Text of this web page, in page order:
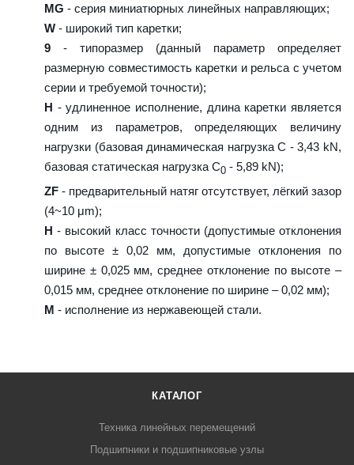
MG - серия миниатюрных линейных направляющих;
W - широкий тип каретки;
9 - типоразмер (данный параметр определяет
размерную совместимость каретки и рельса с учетом
серии и требуемой точности);
H - удлиненное исполнение, длина каретки является
одним из параметров, определяющих величину
нагрузки (базовая динамическая нагрузка C - 3,43 kN,
базовая статическая нагрузка С0 - 5,89 kN);
ZF - предварительный натяг отсутствует, лёгкий зазор
(4~10 μm);
H - высокий класс точности (допустимые отклонения
по высоте ± 0,02 мм, допустимые отклонения по
ширине ± 0,025 мм, среднее отклонение по высоте –
0,015 мм, среднее отклонение по ширине – 0,02 мм);
M - исполнение из нержавеющей стали.
КАТАЛОГ
Техника линейных перемещений
Подшипники и подшипниковые узлы